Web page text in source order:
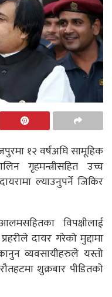
१२ वर्षअघि सामूहिक
गृहमन्त्रीसहित उच्च
ल्याउनुपर्ने जिकिर
विपक्षीलाई
दायर गरेको मुद्दामा
व्यवसायीहरुले यस्तो
शुक्रबार पीडितको